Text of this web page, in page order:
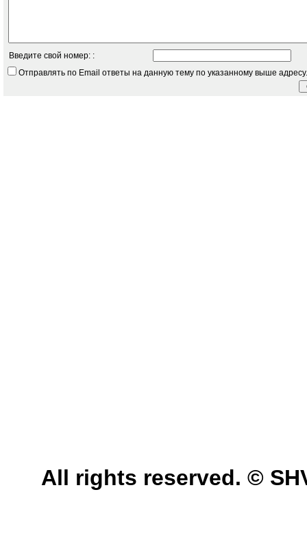
Введите свой номер: :
Отправлять по Email ответы на данную тему по указанному выше адресу.
All rights reserved. ©